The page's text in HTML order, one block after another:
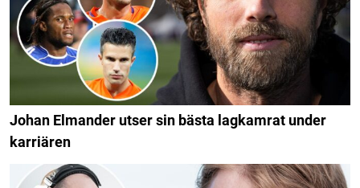
Johan Elmander utser sin bästa lagkamrat under
karriären